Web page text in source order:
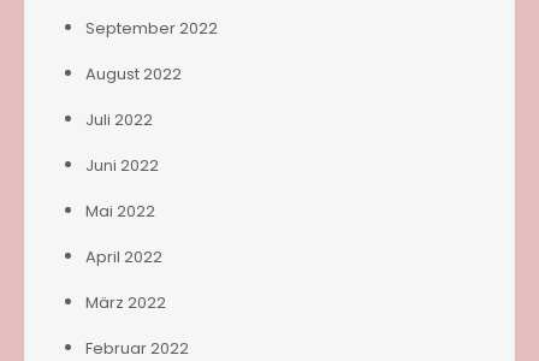
September 2022
August 2022
Juli 2022
Juni 2022
Mai 2022
April 2022
März 2022
Februar 2022